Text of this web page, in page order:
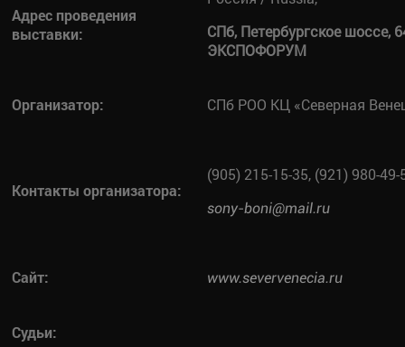
Адрес проведения
выставки:
СПб, Петербургское шоссе,
ЭКСПОФОРУМ
Организатор: СПб РОО КЦ «Северная
Контакты организатора:
(905) 215-15-35, (921) 980-49-
sony-boni@mail.ru
Сайт: www.severvenecia.ru
Судьи: